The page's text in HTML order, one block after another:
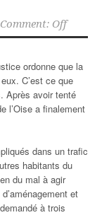
Comment: Off
ordonne que la
C’est ce que
Après avoir tenté
l’Oise a finalement
dans un trafic
habitants du
du mal à agir
et
à trois